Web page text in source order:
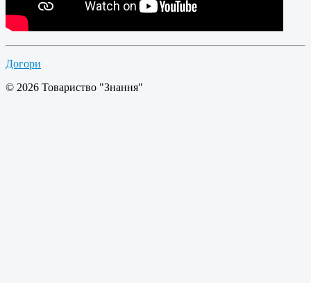
Догори
© 2026 Товариство "Знання"